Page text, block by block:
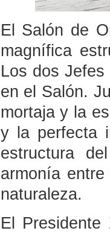
El Salón de
magnífica
Los dos
en el Salón.
mortaja y la
y la perfecta
estructura
armonía
naturaleza.
El